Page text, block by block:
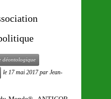
déontologique
le 17 mai 2017 parJean-